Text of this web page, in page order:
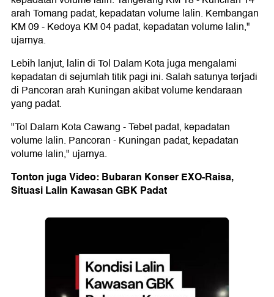
arah Tomang padat, kepadatan volume lalin. Kembangan
KM 09 - Kedoya KM 04 padat, kepadatan volume lalin,"
ujarnya.
Lebih lanjut, lalin di Tol Dalam Kota juga mengalami
kepadatan di sejumlah titik pagi ini. Salah satunya terjadi
di Pancoran arah Kuningan akibat volume kendaraan
yang padat.
"Tol Dalam Kota Cawang - Tebet padat, kepadatan
volume lalin. Pancoran - Kuningan padat, kepadatan
volume lalin," ujarnya.
Tonton juga Video: Bubaran Konser EXO-Raisa,
Situasi Lalin Kawasan GBK Padat